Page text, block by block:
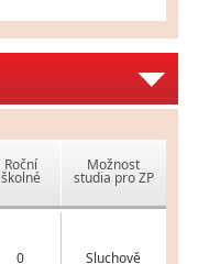
Roční
školné
Možnost
studia pro ZP
0 Sluchově